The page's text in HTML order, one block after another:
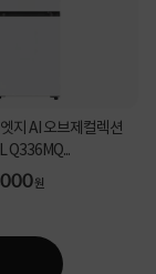
지 AI 오브제컬렉션
Q336MQ...
원